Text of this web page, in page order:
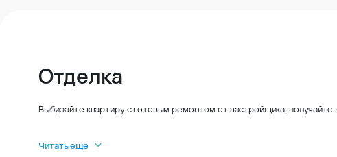
Отделка
Выбирайте квартиру с готовым ремонтом от застройщика,
Читать еще